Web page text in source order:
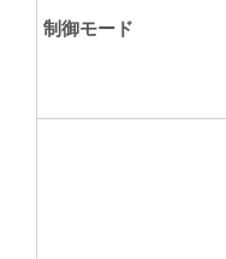
制御モード